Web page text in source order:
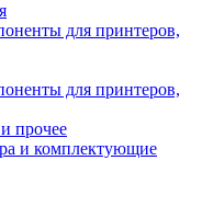
прочее
и комплектующие